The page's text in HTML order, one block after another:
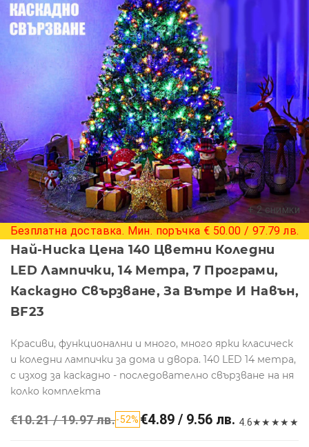
+ 2 снимки
Безплатна доставка. Мин. поръчка € 50.00 / 97.79 лв.
Най-Ниска Цена 140 Цветни Коледни
LED Лампички, 14 Метра, 7 Програми,
Каскадно Свързване, За Вътре И Навън,
BF23
Красиви, функционални и много, много ярки класическ
и коледни лампички за дома и двора. 140 LED 14 метра,
с изход за каскадно - последователно свързване на ня
колко комплекта
€10.21 / 19.97 лв.-52% €4.89 / 9.56 лв. 4.6★★ ★★ ★